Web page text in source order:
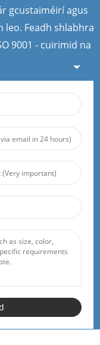
gcustaiméirí agus
Feadh shlabhra
9001 - cuirimid na
is
Optúla
Snáithín
Snáithín Aer-
Laistigh
Snáithín